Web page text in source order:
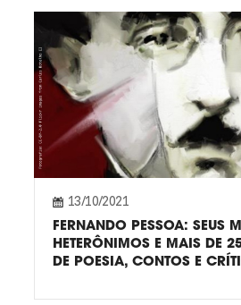
13/10/2021
FERNANDO PESSOA: SEUS
HETERÔNIMOS E MAIS DE
DE POESIA, CONTOS E